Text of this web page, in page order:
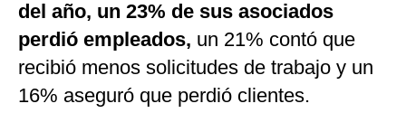
del año, un 23% de sus asociados
perdió empleados, un 21% contó que
recibió menos solicitudes de trabajo y un
16% aseguró que perdió clientes.